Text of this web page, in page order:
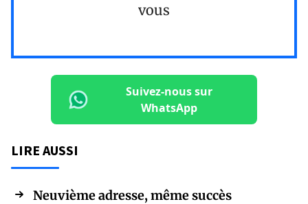
vous
Suivez-nous sur
WhatsApp
LIRE AUSSI
Neuvième adresse, même succès